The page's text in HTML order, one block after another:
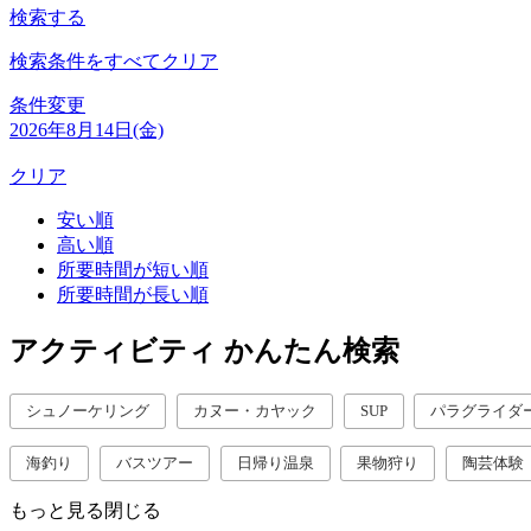
検索する
検索条件をすべてクリア
条件変更
2026年8月14日(金)
クリア
安い順
高い順
所要時間が短い順
所要時間が長い順
アクティビティ かんたん検索
シュノーケリング カヌー・カヤック SUP パラグライダ
海釣り バスツアー 日帰り温泉 果物狩り 陶芸体験
もっと見る 閉じる